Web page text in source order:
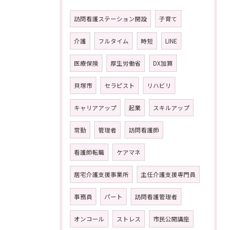
訪問看護ステーション開設 子育て
介護 フルタイム 時短 LINE
医療保険 厚生労働省 DX加算
貝塚市 セラピスト リハビリ
キャリアアップ 起業 スキルアップ
常勤 管理者 訪問看護師
看護師転職 ケアマネ
居宅介護支援事業所 主任介護支援専門員
事務員 パート 訪問看護管理者
オンコール ストレス 市民公開講座